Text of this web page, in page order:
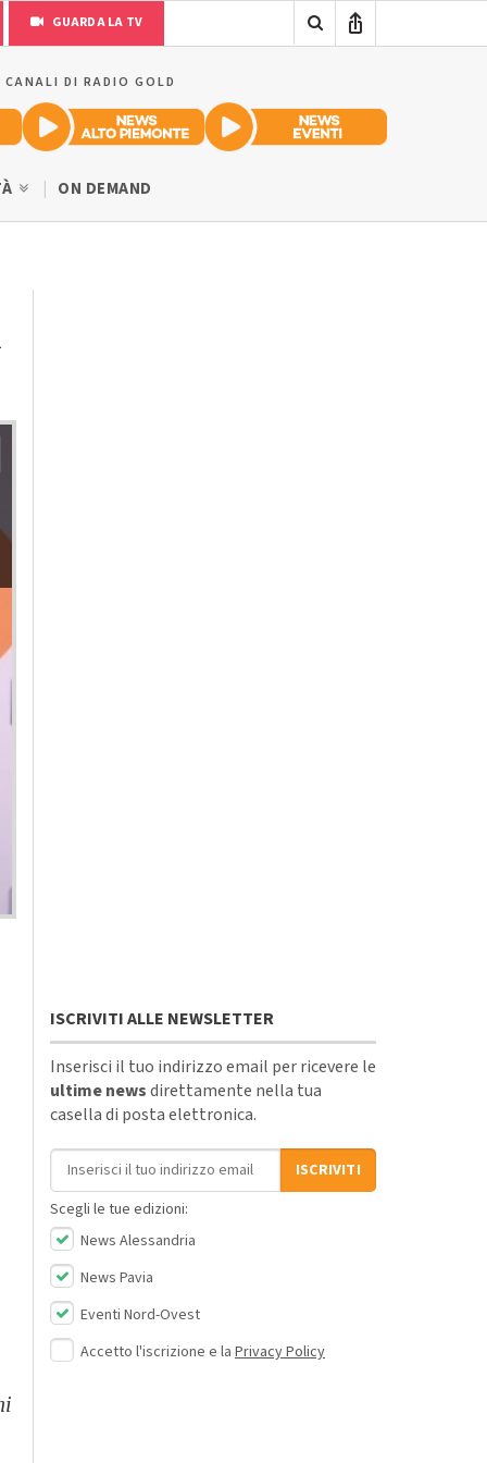
GUARDA LA TV
DI RADIO GOLD
ON DEMAND
ISCRIVITI ALLE NEWSLETTER
Inserisci il tuo indirizzo email per ricevere le
ultime newsdirettamente nella tua
casella di posta elettronica.
Indirizzo email
ISCRIVITI
Scegli le tue edizioni:
News Alessandria
News Pavia
Eventi Nord-Ovest
Accetto l'iscrizione e la Privacy Policy